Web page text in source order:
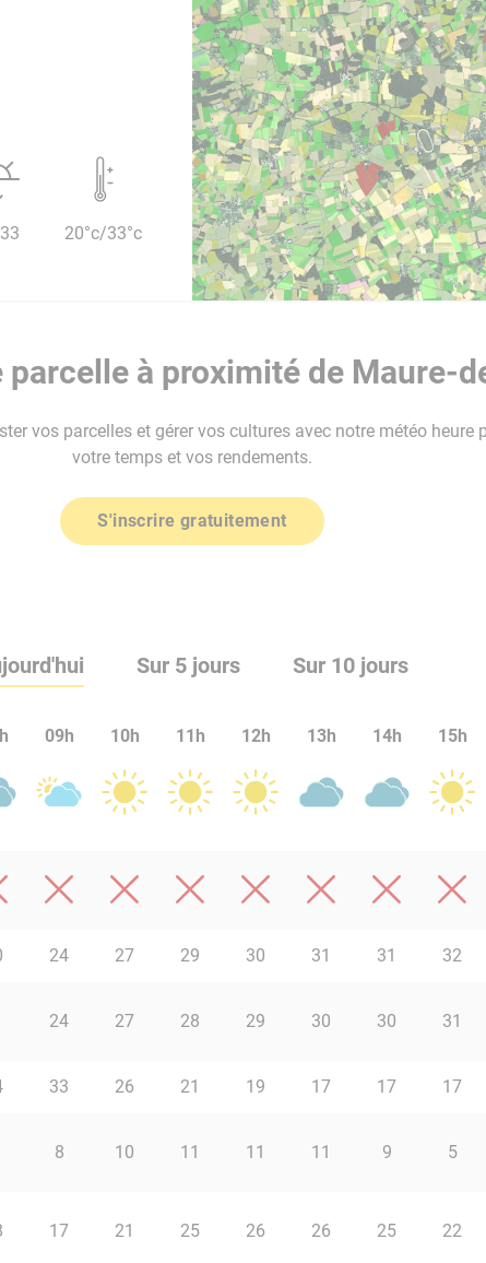
20°c/33°c
parcelle à proximité de Maure-
vos parcelles et gérer vos cultures avec notre météo heure
votre temps et vos rendements.
S'inscrire gratuitement
Sur 5 jours Sur 10 jours
09h 10h 11h 12h 13h 14h 15h
24 27 29 30 31 31 32
24 27 28 29 30 30 31
33 26 21 19 17 17 17
8 10 11 11 11 9 5
17 21 25 26 26 25 22